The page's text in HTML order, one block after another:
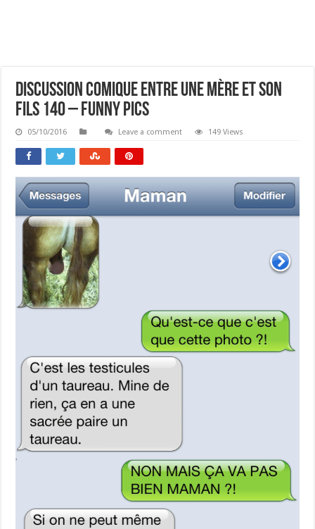
Discussion Comique Entre Une Mère Et Son
Fils 140 – Funny Pics
05/10/2016 Leave a comment 149 Views